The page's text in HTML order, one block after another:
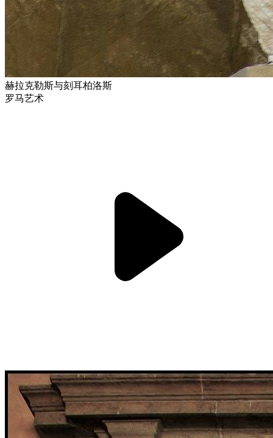
赫拉克勒斯与刻耳柏洛斯
罗马艺术